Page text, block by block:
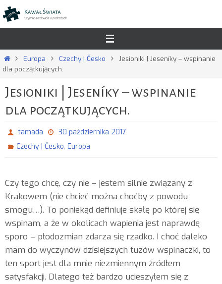
Przejdź
do
Strona
główna
Europa Czechy | Česko
Jesioniki | Jeseníky – wspinanie
dla początkujących.
Jesioniki | Jeseníky – wspinanie
dla początkujących.
tamada
30 października 2017
Czechy | Česko,Europa
Czy tego chcę, czy nie – jestem silnie związany z
Krakowem (nie chcieć można choćby z powodu
smogu…). To poniekąd definiuje skałę po której się
wspinam, a że w okolicach wapienia jest naprawdę
sporo – płodozmian zdarza się rzadko. I choć daleko
mam do wyczynów dzisiejszych tuzów wspinaczki, to
ten sport jest dla mnie niezmiennym źródłem
satysfakcji. Dlatego też bardzo ucieszyłem się z